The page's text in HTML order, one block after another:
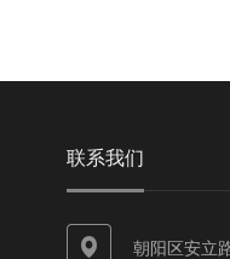
联系我们
朝阳区安立